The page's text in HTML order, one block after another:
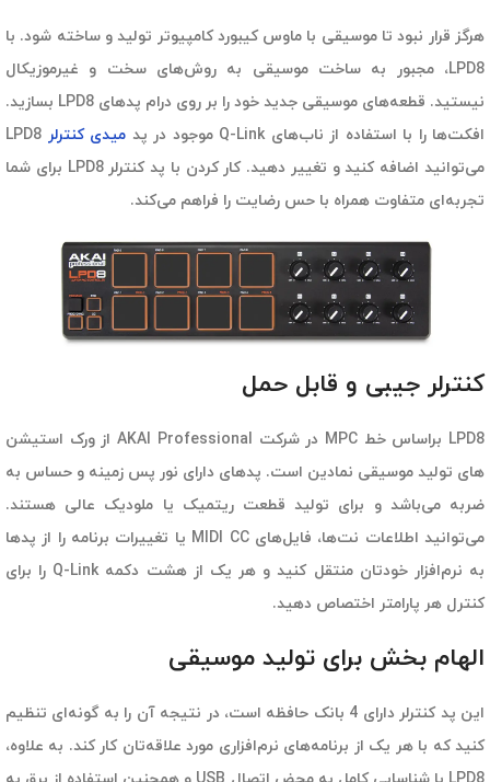
هرگز قرار نبود تا موسیقی با ماوس کیبورد کامپیوتر تولید و ساخته شود. با
LPD8، مجبور به ساخت موسیقی به روش‌های سخت و غیرموزیکال
نیستید. قطعه‌های موسیقی جدید خود را بر روی درام پدهای LPD8 بسازید.
افکت‌ها را با استفاده از ناب‌های Q-Link موجود در پد
میدی کنترلر LPD8
می‌توانید اضافه کنید و تغییر دهید. کار کردن با پد کنترلر LPD8 برای شما
تجربه‌ای متفاوت همراه با حس رضایت را فراهم می‌کند.
کنترلر جیبی و قابل حمل
LPD8 براساس خط MPC در شرکت AKAI Professional از ورک استیشن
های تولید موسیقی نمادین است. پدهای دارای نور پس زمینه و حساس به
ضربه می‌باشد و برای تولید قطعت ریتمیک یا ملودیک عالی هستند.
می‌توانید اطلاعات نت‌ها، فایل‌های MIDI CC یا تغییرات برنامه را از پدها
به نرم‌افزار خودتان منتقل کنید و هر یک از هشت دکمه Q-Link را برای
کنترل هر پارامتر اختصاص دهید.
الهام بخش برای تولید موسیقی
این پد کنترلر دارای 4 بانک حافظه است، در نتیجه آن را به گونه‌ای تنظیم
کنید که با هر یک از برنامه‌های نرم‌افزاری مورد علاقه‌تان کار کند. به علاوه،